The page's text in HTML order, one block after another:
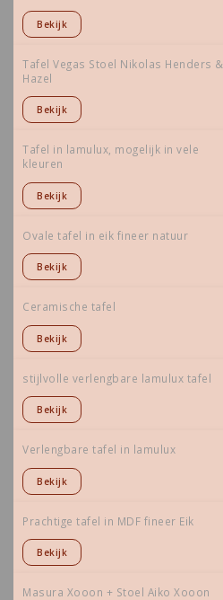
Bekijk
Tafel Vegas Stoel Nikolas Henders &
Hazel
Bekijk
Tafel in lamulux, mogelijk in vele
kleuren
Bekijk
Ovale tafel in eik fineer natuur
Bekijk
Ceramische tafel
Bekijk
stijlvolle verlengbare lamulux tafel
Bekijk
Verlengbare tafel in lamulux
Bekijk
Prachtige tafel in MDF fineer Eik
Bekijk
Masura Xooon + Stoel Aiko Xooon